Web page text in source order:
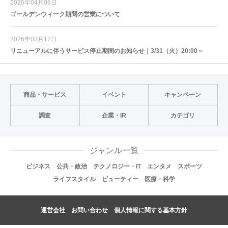
2026年04月06日
ゴールデンウィーク期間の営業について
2026年03月17日
リニューアルに伴うサービス停止期間のお知らせ｜3/31（火）20:00～
商品・サービス イベント キャンペーン
調査 企業・IR カテゴリ
ジャンル一覧
ビジネス 公共・政治 テクノロジー・IT エンタメ
スポーツ
ライフスタイル
ビューティー 医療・科学
運営会社 お問い合わせ 個人情報に関する基本方針